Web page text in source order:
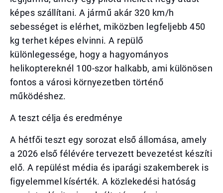
képes szállítani. A jármű akár 320 km/h
sebességet is elérhet, miközben legfeljebb 450
kg terhet képes elvinni. A repülő
különlegessége, hogy a hagyományos
helikoptereknél 100-szor halkabb, ami különösen
fontos a városi környezetben történő
működéshez.
A teszt célja és eredménye
A hétfői teszt egy sorozat első állomása, amely
a 2026 első félévére tervezett bevezetést készíti
elő. A repülést média és iparági szakemberek is
figyelemmel kísérték. A közlekedési hatóság